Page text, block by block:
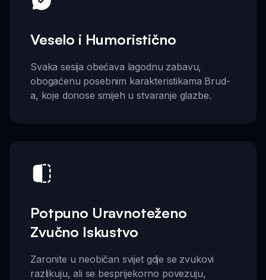
Veselo i Humoristično
Svaka sesija obećava lagodnu zabavu,
obogaćenu posebnim karakteristikama Brud-
a, koje donose smijeh u stvaranje glazbe.
Potpuno Uravnoteženo
Zvučno Iskustvo
Zaronite u neobičan svijet gdje se zvukovi
razlikuju, ali se besprijekorno povezuju,